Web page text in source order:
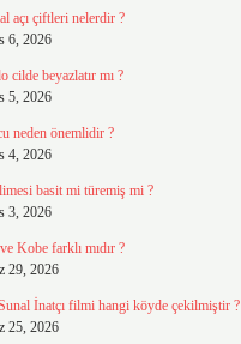
açı çiftleri nelerdir ?
6, 2026
cilde beyazlatır mı ?
5, 2026
neden önemlidir ?
4, 2026
basit mi türemiş mi ?
3, 2026
Kobe farklı mıdır ?
29, 2026
İnatçı filmi hangi köyde çekilmiştir ?
25, 2026